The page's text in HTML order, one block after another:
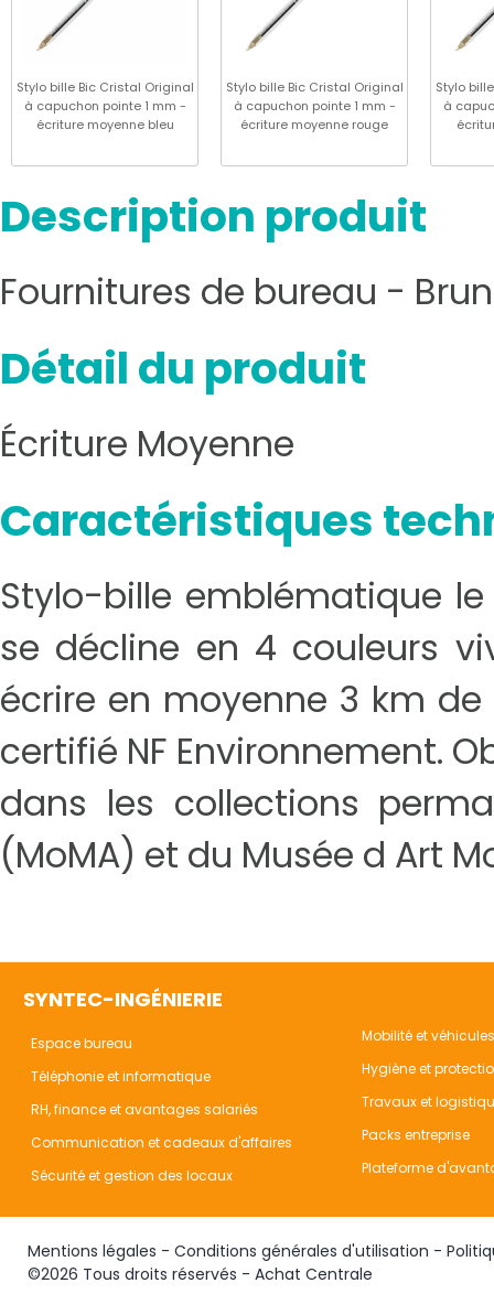
Stylo bille Bic Cristal Original
à capuchon pointe 1 mm -
écriture moyenne bleu
Stylo bille Bic Cristal Original
à capuchon pointe 1 mm -
écriture moyenne rouge
Stylo
à
Description produit
Fournitures de bureau -
Détail du produit
Écriture Moyenne
Caractéristiques
Stylo-bille emblématique
se décline en 4 couleurs
écrire en moyenne 3 km
certifié NF Environnement.
dans les collections
(MoMA) et du Musée d Art
SYNTEC-INGÉNIERIE
Espace bureau
Téléphonie et informatique
RH, finance et avantages salariés
Communication et cadeaux d'affaires
Sécurité et gestion des locaux
Mobilité et véhicules
Hygiène et
Travaux et
Packs entreprise
Plateforme
Mentions légales - Conditions générales d'utilisation -
©2026 Tous droits réservés - Achat Centrale